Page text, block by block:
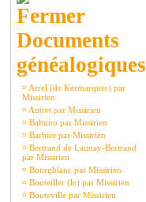
Documents
généalogiques
¤ Arrel (de Kermarquer) par
Missirien
¤ Autret par Missirien
¤ Bahuno par Missirien
¤ Barbier par Missirien
¤ Bertrand de Launay-Bertrand
par Missirien
¤ Bourgblanc par Missirien
¤ Bouteiller (le) par Missirien
¤ Bouteville par Missirien